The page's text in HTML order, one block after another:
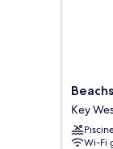
Resort
&
Key
Wi-Fi